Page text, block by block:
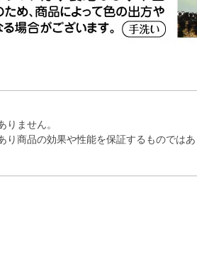
ません。
商品の効果や性能を保証するものではあ